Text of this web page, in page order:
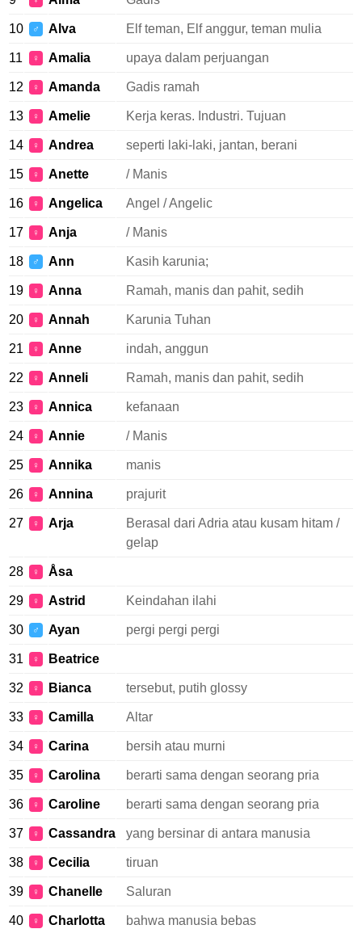
10 ♂ Alva Elf teman, Elf anggur, teman mulia
11 ♀ Amalia upaya dalam perjuangan
12 ♀ Amanda Gadis ramah
13 ♀ Amelie Kerja keras. Industri. Tujuan
14 ♀ Andrea seperti laki-laki, jantan, berani
15 ♀ Anette / Manis
16 ♀ Angelica Angel / Angelic
17 ♀ Anja / Manis
18 ♂ Ann Kasih karunia;
19 ♀ Anna Ramah, manis dan pahit, sedih
20 ♀ Annah Karunia Tuhan
21 ♀ Anne indah, anggun
22 ♀ Anneli Ramah, manis dan pahit, sedih
23 ♀ Annica kefanaan
24 ♀ Annie / Manis
25 ♀ Annika manis
26 ♀ Annina prajurit
27 ♀ Arja
Berasal dari Adria atau kusam hitam /
gelap
28 ♀ Åsa
29 ♀ Astrid Keindahan ilahi
30 ♂ Ayan pergi pergi pergi
31 ♀ Beatrice
32 ♀ Bianca tersebut, putih glossy
33 ♀ Camilla Altar
34 ♀ Carina bersih atau murni
35 ♀ Carolina berarti sama dengan seorang pria
36 ♀ Caroline berarti sama dengan seorang pria
37 ♀ Cassandra yang bersinar di antara manusia
38 ♀ Cecilia tiruan
39 ♀ Chanelle Saluran
40 ♀ Charlotta bahwa manusia bebas